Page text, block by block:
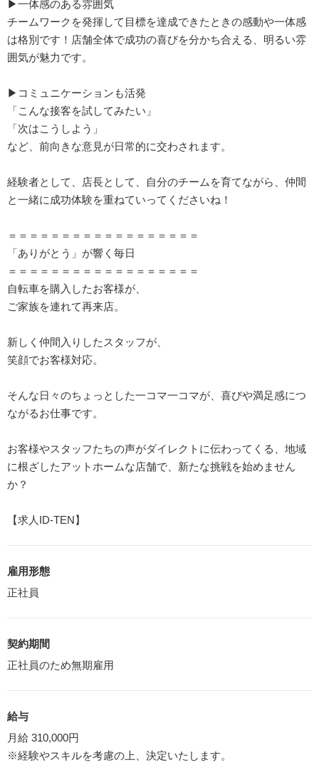
▶一体感のある雰囲気
チームワークを発揮して目標を達成できたときの感動や一体感
は格別です！店舗全体で成功の喜びを分かち合える、明るい雰
囲気が魅力です。
▶コミュニケーションも活発
「こんな接客を試してみたい」
「次はこうしよう」
など、前向きな意見が日常的に交わされます。
経験者として、店長として、自分のチームを育てながら、仲間
と一緒に成功体験を重ねていってくださいね！
＝＝＝＝＝＝＝＝＝＝＝＝＝＝＝＝＝＝
「ありがとう」が響く毎日
＝＝＝＝＝＝＝＝＝＝＝＝＝＝＝＝＝＝
自転車を購入したお客様が、
ご家族を連れて再来店。
新しく仲間入りしたスタッフが、
笑顔でお客様対応。
そんな日々のちょっとした一コマ一コマが、喜びや満足感につ
ながるお仕事です。
お客様やスタッフたちの声がダイレクトに伝わってくる、地域
に根ざしたアットホームな店舗で、新たな挑戦を始めません
か？
【求人ID-TEN】
雇用形態
正社員
契約期間
正社員のため無期雇用
給与
月給 310,000円
※経験やスキルを考慮の上、決定いたします。